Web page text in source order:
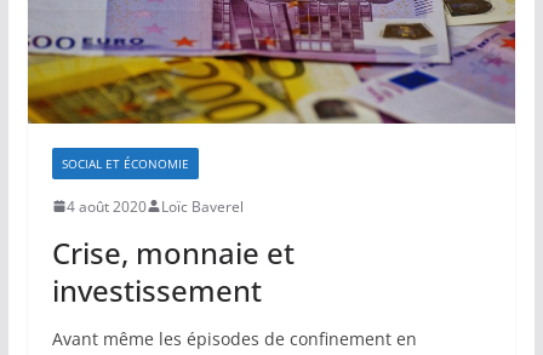
SOCIAL ET ÉCONOMIE
4 août 2020 Loïc Baverel
Crise, monnaie et
investissement
Avant même les épisodes de confinement en